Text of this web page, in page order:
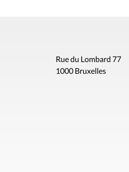
Rue du Lombard 77
1000 Bruxelles